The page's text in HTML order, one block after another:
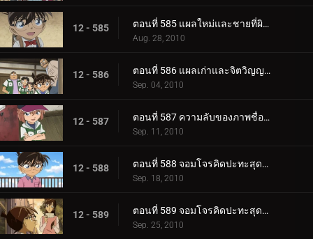
12 - 585 ตอนที่ 585 แผลใหม่และชายที่ผิวปาก
Aug. 28, 2010
12 - 586 ตอนที่ 586 แผลเก่าและจิตวิญญาณของตำรวจ
Sep. 04, 2010
12 - 587 ตอนที่ 587 ความลับของภาพชื่อดังที่หายไป
Sep. 11, 2010
12 - 588 ตอนที่ 588 จอมโจรคิดปะทะสุดยอดตู้เซฟ (ตอน 1)
Sep. 18, 2010
12 - 589 ตอนที่ 589 จอมโจรคิดปะทะสุดยอดตู้เซฟ (ตอน 2)
Sep. 25, 2010